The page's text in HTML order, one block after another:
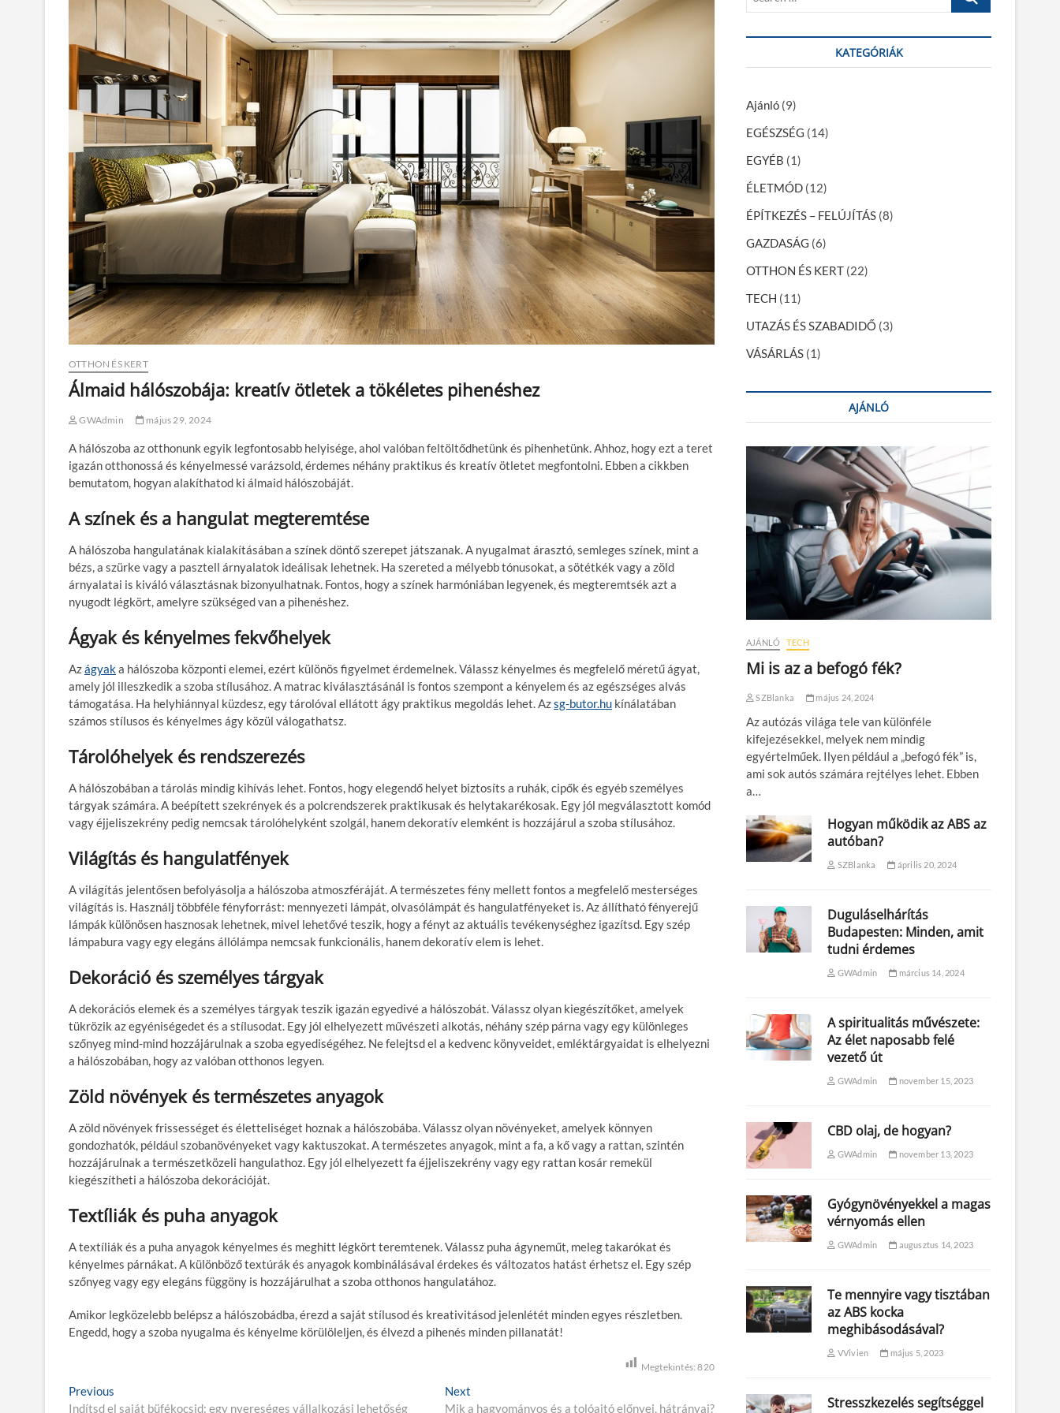
OTTHON ÉS KERT
Álmaid hálószobája: kreatív ötletek a tökéletes pihenéshez
GWAdmin május 29, 2024
A hálószoba az otthonunk egyik legfontosabb helyisége, ahol valóban feltöltődhetünk és pihenhetünk. Ahhoz, hogy ezt a teret
igazán otthonossá és kényelmessé varázsold, érdemes néhány praktikus és kreatív ötletet megfontolni. Ebben a cikkben
bemutatom, hogyan alakíthatod ki álmaid hálószobáját.
A színek és a hangulat megteremtése
A hálószoba hangulatának kialakításában a színek döntő szerepet játszanak. A nyugalmat árasztó, semleges színek, mint a
bézs, a szürke vagy a pasztell árnyalatok ideálisak lehetnek. Ha szereted a mélyebb tónusokat, a sötétkék vagy a zöld
árnyalatai is kiváló választásnak bizonyulhatnak. Fontos, hogy a színek harmóniában legyenek, és megteremtsék azt a
nyugodt légkört, amelyre szükséged van a pihenéshez.
Ágyak és kényelmes fekvőhelyek
Azágyaka hálószoba központi elemei, ezért különös figyelmet érdemelnek. Válassz kényelmes és megfelelő méretű ágyat,
amely jól illeszkedik a szoba stílusához. A matrac kiválasztásánál is fontos szempont a kényelem és az egészséges alvás
támogatása. Ha helyhiánnyal küzdesz, egy tárolóval ellátott ágy praktikus megoldás lehet. Azsg-butor.hu kínálatában
számos stílusos és kényelmes ágy közül válogathatsz.
Tárolóhelyek és rendszerezés
A hálószobában a tárolás mindig kihívás lehet. Fontos, hogy elegendő helyet biztosíts a ruhák, cipők és egyéb személyes
tárgyak számára. A beépített szekrények és a polcrendszerek praktikusak és helytakarékosak. Egy jól megválasztott komód
vagy éjjeliszekrény pedig nemcsak tárolóhelyként szolgál, hanem dekoratív elemként is hozzájárul a szoba stílusához.
Világítás és hangulatfények
A világítás jelentősen befolyásolja a hálószoba atmoszféráját. A természetes fény mellett fontos a megfelelő mesterséges
világítás is. Használj többféle fényforrást: mennyezeti lámpát, olvasólámpát és hangulatfényeket is. Az állítható fényerejű
lámpák különösen hasznosak lehetnek, mivel lehetővé teszik, hogy a fényt az aktuális tevékenységhez igazítsd. Egy szép
lámpabura vagy egy elegáns állólámpa nemcsak funkcionális, hanem dekoratív elem is lehet.
Dekoráció és személyes tárgyak
A dekorációs elemek és a személyes tárgyak teszik igazán egyedivé a hálószobát. Válassz olyan kiegészítőket, amelyek
tükrözik az egyéniségedet és a stílusodat. Egy jól elhelyezett művészeti alkotás, néhány szép párna vagy egy különleges
szőnyeg mind-mind hozzájárulnak a szoba egyediségéhez. Ne felejtsd el a kedvenc könyveidet, emléktárgyaidat is elhelyezni
a hálószobában, hogy az valóban otthonos legyen.
Zöld növények és természetes anyagok
A zöld növények frissességet és életteliséget hoznak a hálószobába. Válassz olyan növényeket, amelyek könnyen
gondozhatók, például szobanövényeket vagy kaktuszokat. A természetes anyagok, mint a fa, a kő vagy a rattan, szintén
hozzájárulnak a természetközeli hangulathoz. Egy jól elhelyezett fa éjjeliszekrény vagy egy rattan kosár remekül
kiegészítheti a hálószoba dekorációját.
Textíliák és puha anyagok
A textíliák és a puha anyagok kényelmes és meghitt légkört teremtenek. Válassz puha ágyneműt, meleg takarókat és
kényelmes párnákat. A különböző textúrák és anyagok kombinálásával érdekes és változatos hatást érhetsz el. Egy szép
szőnyeg vagy egy elegáns függöny is hozzájárulhat a szoba otthonos hangulatához.
Amikor legközelebb belépsz a hálószobádba, érezd a saját stílusod és kreativitásod jelenlétét minden egyes részletben.
Engedd, hogy a szoba nyugalma és kényelme körülöleljen, és élvezd a pihenés minden pillanatát!
Megtekintés: 820
B
Previous
r
Indítsd el saját büfékocsid: egy nyereséges vállalkozási lehetőség
Next
e
Mik a hagyományos és a tolóajtó előnyei, hátrányai?
r
KATEGÓRIÁK
Ajánló (9)
EGÉSZSÉG (14)
EGYÉB (1)
ÉLETMÓD (12)
ÉPÍTKEZÉS – FELÚJÍTÁS (8)
GAZDASÁG (6)
OTTHON ÉS KERT (22)
TECH (11)
UTAZÁS ÉS SZABADIDŐ (3)
VÁSÁRLÁS (1)
AJÁNLÓ
AJÁNLÓ TECH
Mi is az a befogó fék?
SZBlanka május 24, 2024
Az autózás világa tele van különféle
kifejezésekkel, melyek nem mindig
egyértelműek. Ilyen például a „befogó fék” is,
ami sok autós számára rejtélyes lehet. Ebben
a…
Hogyan működik az ABS az
autóban?
SZBlanka április 20, 2024
Duguláselhárítás
Budapesten: Minden, amit
tudni érdemes
GWAdmin március 14, 2024
A spiritualitás művészete:
Az élet naposabb felé
vezető út
GWAdmin november 15, 2023
CBD olaj, de hogyan?
GWAdmin november 13, 2023
Gyógynövényekkel a magas
vérnyomás ellen
GWAdmin augusztus 14, 2023
Te mennyire vagy tisztában
az ABS kocka
meghibásodásával?
VVivien május 5, 2023
Stresszkezelés segítséggel